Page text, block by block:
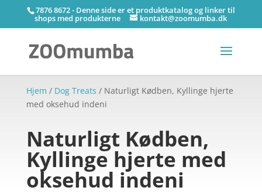
7876 8672 - Denne side er et produktkatalog og linker til
shops med produkterne kontakt@zoomumba.dk
Hjem / Dog Treats / Naturligt Kødben, Kyllinge hjerte
med oksehud indeni
Naturligt Kødben,
Kyllinge hjerte med
oksehud indeni